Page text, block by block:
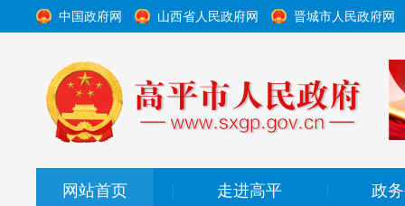
中国政府网 山西省人民政府网 晋城市人民政府网
网站首页 走进高平 政